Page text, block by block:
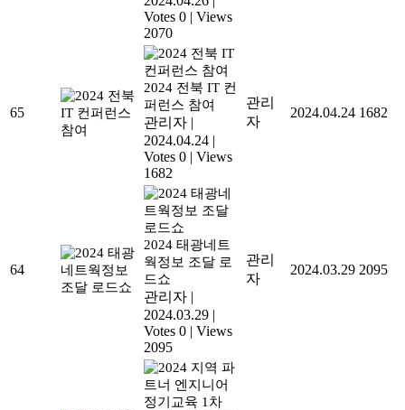
Votes 0 | Views
2070
65
2024 전북 IT 컨
퍼런스 참여
관리자 |
2024.04.24 |
Votes 0 | Views
1682
관리
자
2024.04.24 1682
64
2024 태광네트
웍정보 조달 로
드쇼
관리자 |
2024.03.29 |
Votes 0 | Views
2095
관리
자
2024.03.29 2095